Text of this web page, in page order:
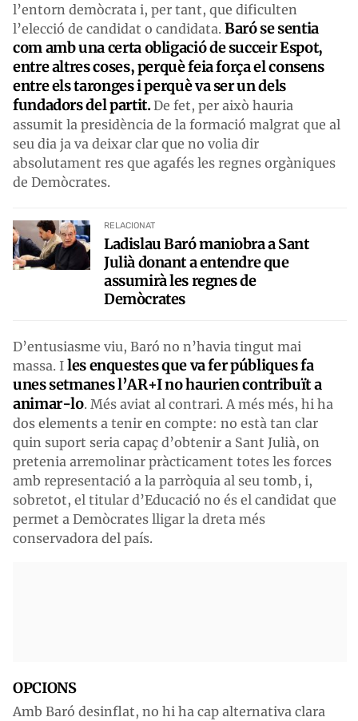
l’entorn demòcrata i, per tant, que dificulten
l’elecció de candidat o candidata. Baró se sentia
com amb una certa obligació de succeir Espot,
entre altres coses, perquè feia força el consens
entre els taronges i perquè va ser un dels
fundadors del partit.De fet, per això hauria
assumit la presidència de la formació malgrat que al
seu dia ja va deixar clar que no volia dir
absolutament res que agafés les regnes orgàniques
de Demòcrates.
RELACIONAT
Ladislau Baró maniobra a Sant
Julià donant a entendre que
assumirà les regnes de
Demòcrates
D’entusiasme viu, Baró no n’havia tingut mai
massa. I les enquestes que va fer públiques fa
unes setmanes l’AR+I no haurien contribuït a
animar-lo. Més aviat al contrari. A més més, hi ha
dos elements a tenir en compte: no està tan clar
quin suport seria capaç d’obtenir a Sant Julià, on
pretenia arremolinar pràcticament totes les forces
amb representació a la parròquia al seu tomb, i,
sobretot, el titular d’Educació no és el candidat que
permet a Demòcrates lligar la dreta més
conservadora del país.
OPCIONS
Amb Baró desinflat, no hi ha cap alternativa clara